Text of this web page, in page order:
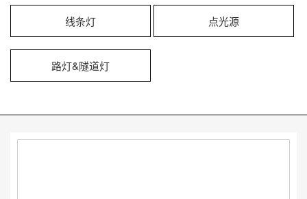
线条灯 点光源
路灯&隧道灯